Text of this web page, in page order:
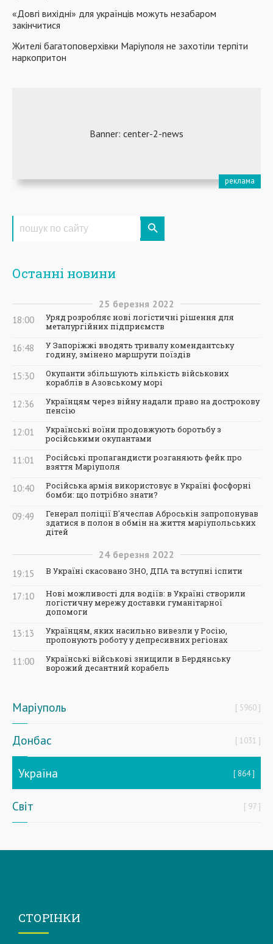
«Довгі вихідні» для українців можуть незабаром
закінчитися
Жителі багатоповерхівки Маріуполя не захотіли терпіти
наркопритон
Останні новини
25 березня 2022
18:00
Уряд розробляє нові логістичні рішення для
металургійних підприємств
16:48
У Запоріжжі вводять тривалу комендантську
годину, змінено маршрути поїздів
15:30
Окупанти збільшують кількість військових
кораблів в Азовському морі
12:36
Українцям через війну надали право на дострокову
пенсію
12:01
Українські воїни продовжують боротьбу з
російськими окупантами
11:01
Російські пропагандисти розганяють фейк про
взяття Маріуполя
10:40
Російська армія використовує в Україні фосфорні
бомби: що потрібно знати?
09:49
Генерал поліції В'ячеслав Аброськін запропонував
здатися в полон в обмін на життя маріупольських
дітей
24 березня 2022
19:15 В Україні скасовано ЗНО, ДПА та вступні іспити
17:10
Нові можливості для водіїв: в Україні створили
логістичну мережу доставки гуманітарної
допомоги
13:13
Українцям, яких насильно вивезли у Росію,
пропонують роботу у депресивних регіонах
11:00
Українські військові знищили в Бердянську
ворожий десантний корабель
Маріуполь 5960
Донбас 1031
Україна 864
Світ 97
СТОРІНКИ